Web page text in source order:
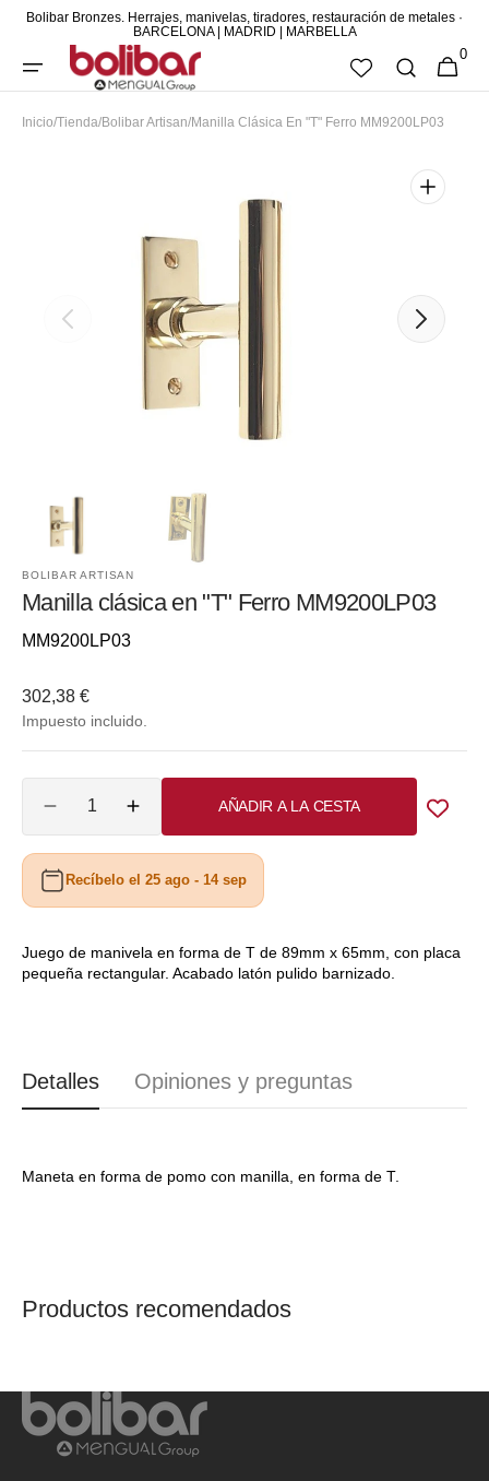
CONTENIDO
Bolibar Bronzes. Herrajes, manivelas, tiradores, restauración de metales ·
BARCELONA | MADRID | MARBELLA
CESTA
0
Inicio/Tienda/Bolibar Artisan/Manilla Clásica En "T" Ferro MM9200LP03
Abrir
destacado
vista
galería
BOLIBAR ARTISAN
Manilla clásica en "T" Ferro MM9200LP03
Referencia::
MM9200LP03
Precio
habitual
302,38 €
Impuesto incluido.
Reducir
cantidad
para
Manilla
clásica
&quot;T&quot;
Ferro
Aumentar
cantidad
para
Manilla
clásica
&quot;T&quot;
Ferro
AÑADIR A LA CESTA
Recíbelo el 25 ago - 14 sep
Juego de manivela en forma de T de 89mm x 65mm, con placa
pequeña rectangular. Acabado latón pulido barnizado.
Detalles Opiniones y preguntas
Maneta en forma de pomo con manilla, en forma de T.
Productos recomendados